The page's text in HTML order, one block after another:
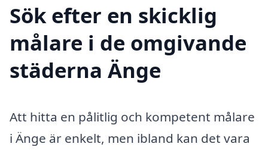
Sök efter en skicklig
målare i de omgivande
städerna Änge
Att hitta en pålitlig och kompetent målare
i Änge är enkelt, men ibland kan det vara